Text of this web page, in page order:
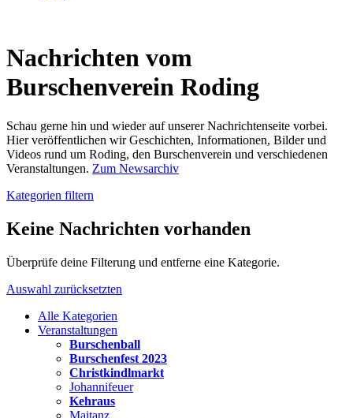
Nachrichten vom
Burschenverein Roding
Schau gerne hin und wieder auf unserer Nachrichtenseite vorbei.
Hier veröffentlichen wir Geschichten, Informationen, Bilder und
Videos rund um Roding, den Burschenverein und verschiedenen
Veranstaltungen. Zum Newsarchiv
Kategorien filtern
Keine Nachrichten vorhanden
Überprüfe deine Filterung und entferne eine Kategorie.
Auswahl zurücksetzten
Alle Kategorien
Veranstaltungen
Burschenball
Burschenfest 2023
Christkindlmarkt
Johannifeuer
Kehraus
Maitanz